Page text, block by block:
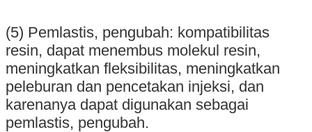
(5) Pemlastis, pengubah: kompatibilitas
resin, dapat menembus molekul resin,
meningkatkan fleksibilitas, meningkatkan
peleburan dan pencetakan injeksi, dan
karenanya dapat digunakan sebagai
pemlastis, pengubah.